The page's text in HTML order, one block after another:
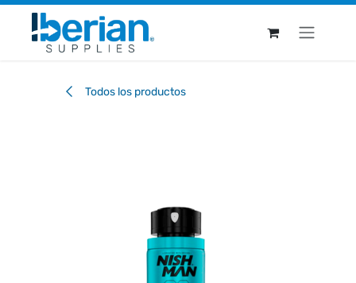
Ir al contenido
Todos los productos